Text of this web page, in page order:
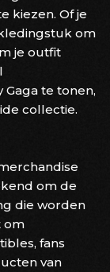
kiezen. Of je
om
je outfit
te tonen,
collectie.
om de
die worden
om
fans
van